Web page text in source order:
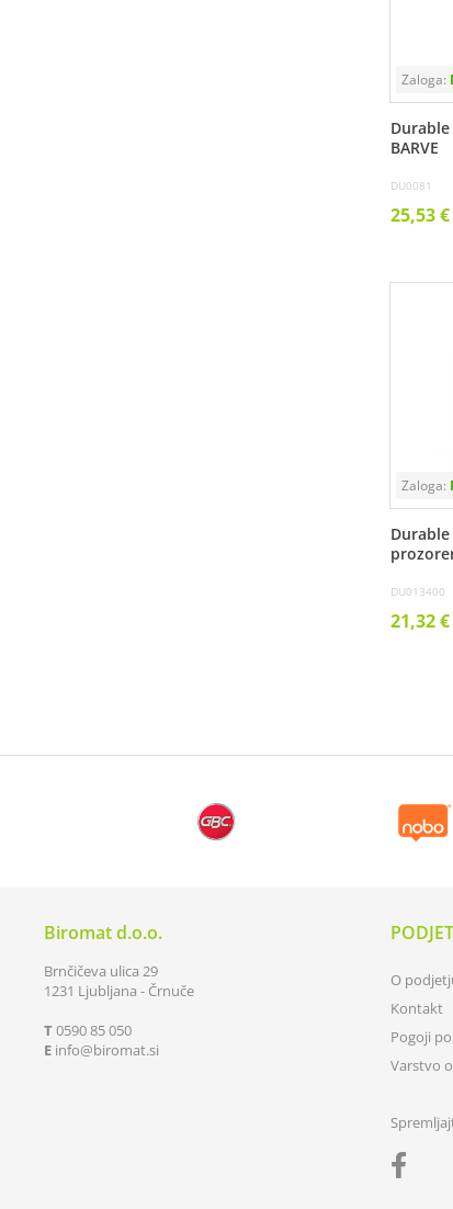
BARVE
DU0081
25,53 €
DU013400
21,32 €
Biromat d.o.o.
Brnčičeva ulica 29
1231 Ljubljana - Črnuče
T0590 85 050
E info biromat.si
O
Kontakt
Pogoji
Varstvo